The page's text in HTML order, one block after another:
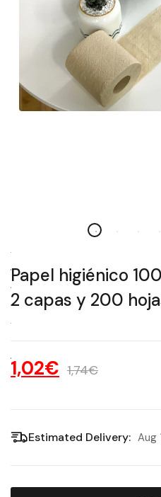
Papel higiénico
2 capas y 200
1,02€ 1,74€
Estimated Delivery: Aug